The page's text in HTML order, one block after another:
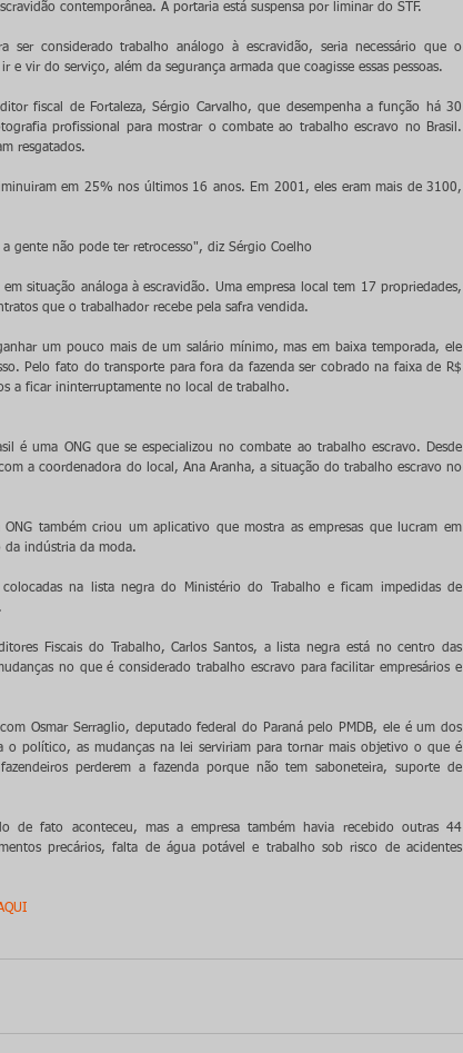
contemporânea. A portaria está suspensa por liminar do STF.
ser considerado trabalho análogo à escravidão, seria necessário que o
vir do serviço, além da segurança armada que coagisse essas pessoas.
fiscal de Fortaleza, Sérgio Carvalho, que desempenha a função há 30
profissional para mostrar o combate ao trabalho escravo no Brasil.
resgatados.
em 25% nos últimos 16 anos. Em 2001, eles eram mais de 3100,
gente não pode ter retrocesso", diz Sérgio Coelho
situação análoga à escravidão. Uma empresa local tem 17 propriedades,
que o trabalhador recebe pela safra vendida.
um pouco mais de um salário mínimo, mas em baixa temporada, ele
Pelo fato do transporte para fora da fazenda ser cobrado na faixa de R$
a ficar ininterruptamente no local de trabalho.
é uma ONG que se especializou no combate ao trabalho escravo. Desde
a coordenadora do local, Ana Aranha, a situação do trabalho escravo no
ONG também criou um aplicativo que mostra as empresas que lucram em
da indústria da moda.
colocadas na lista negra do Ministério do Trabalho e ficam impedidas de
Fiscais do Trabalho, Carlos Santos, a lista negra está no centro das
no que é considerado trabalho escravo para facilitar empresários e
Osmar Serraglio, deputado federal do Paraná pelo PMDB, ele é um dos
o político, as mudanças na lei serviriam para tornar mais objetivo o que é
perderem a fazenda porque não tem saboneteira, suporte de
de fato aconteceu, mas a empresa também havia recebido outras 44
precários, falta de água potável e trabalho sob risco de acidentes